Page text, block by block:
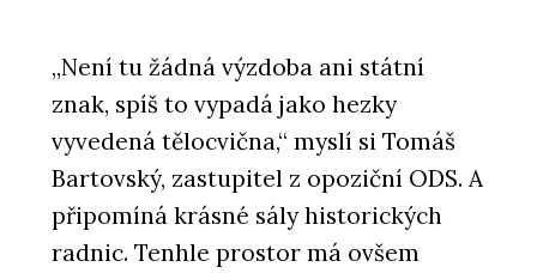
„Není tu žádná výzdoba ani státní
znak, spíš to vypadá jako hezky
vyvedená tělocvična,“ myslí si Tomáš
Bartovský, zastupitel z opoziční ODS. A
připomíná krásné sály historických
radnic. Tenhle prostor má ovšem